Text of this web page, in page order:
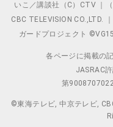
いこ／講談社（C）CTV ｜
CBC TELEVISION CO.,LTD.
ガードプロジェクト
各ページに掲載の
JASRAC
第
©東海テレビ, 中京テレビ,